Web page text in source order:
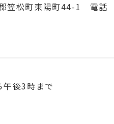
笠松町東陽町44-1 電
後3時まで